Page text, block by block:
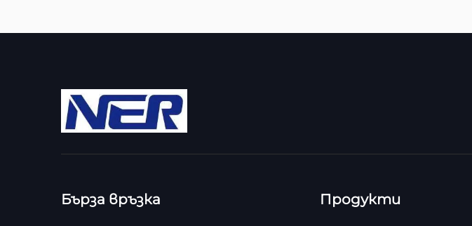
Бърза връзка Продукти